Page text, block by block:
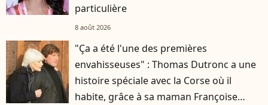
particulière
8 août 2026
"Ça a été l'une des premières
envahisseuses" : Thomas Dutronc a une
histoire spéciale avec la Corse où il
habite, grâce à sa maman Françoise